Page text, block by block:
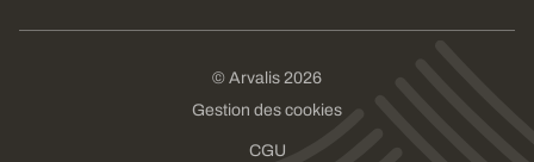
© Arvalis 2026
Gestion des cookies
CGU